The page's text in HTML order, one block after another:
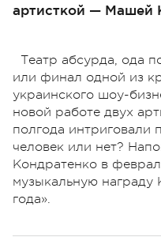
артисткой — Машей
Театр абсурда, ода
или финал одной из
украинского шоу-
новой работе двух
полгода интриговали
человек или нет?
Кондратенко в
музыкальную награду
года».